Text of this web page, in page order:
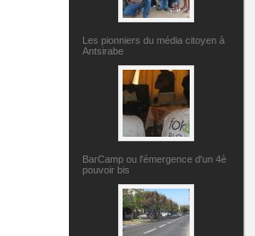
Les pionniers du média citoyen à
Antsirabe
BarCamp ou l'émergence d'un 4è
pouvoir bis